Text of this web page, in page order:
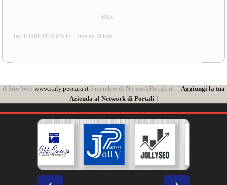
BAR
Tag TORRE PENDENTE Camping Village
il Sito Web www.italy.pescara.itè membro di NetworkPortali.it | [ Aggiungi la tua
Azienda al Network di Portali ]